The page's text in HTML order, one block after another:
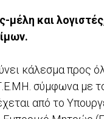
μέλη και
κάλεσμα προς
σύμφωνα με
από το